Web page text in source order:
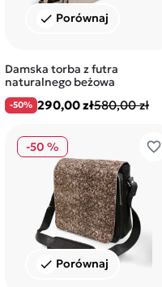
check Porównaj
Damska torba z futra
naturalnego beżowa
-50% 290,00 zł580,00 zł
favorite_border
check Porównaj
-50 %